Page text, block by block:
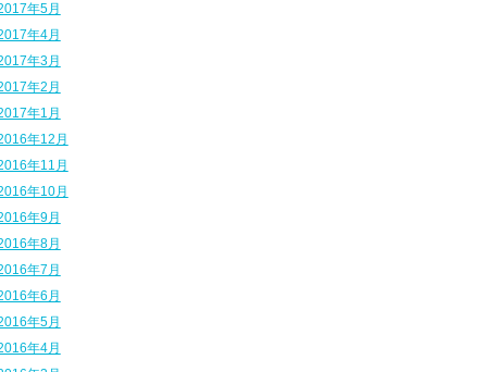
年5月
年4月
年3月
年2月
年1月
年12月
年11月
年10月
年9月
年8月
年7月
年6月
年5月
年4月